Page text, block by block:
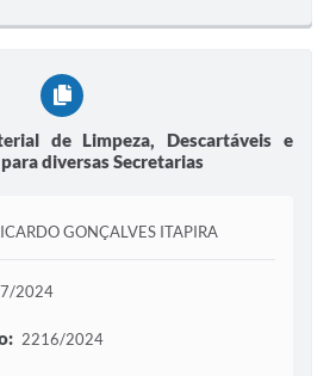
de Limpeza, Descartáveis e
diversas Secretarias
GONÇALVES ITAPIRA
2024
2216/2024